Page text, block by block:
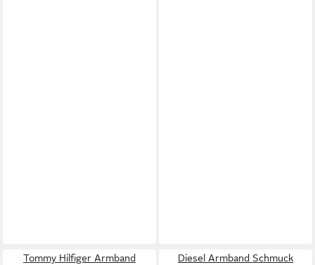
Tommy Hilfiger Armband
Diesel Armband Schmuck